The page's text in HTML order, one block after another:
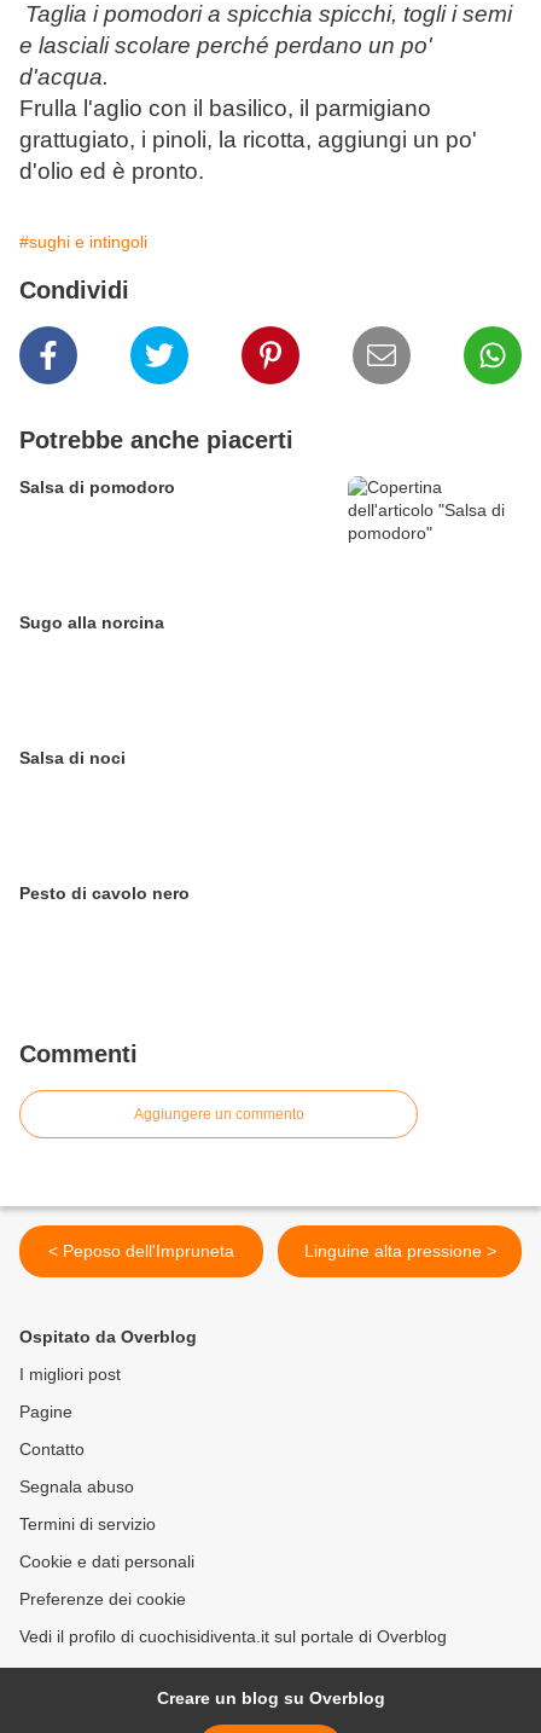
Taglia i pomodori a spicchia spicchi, togli i semi
e lasciali scolare perché perdano un po'
d'acqua.
Frulla l'aglio con il basilico, il parmigiano
grattugiato, i pinoli, la ricotta, aggiungi un po'
d'olio ed è pronto.
#sughi e intingoli
Condividi
Potrebbe anche piacerti
Salsa di pomodoro
Sugo alla norcina
Salsa di noci
Pesto di cavolo nero
Commenti
Aggiungere un commento
< Peposo dell'Impruneta Linguine alta pressione >
Ospitato da Overblog
I migliori post
Pagine
Contatto
Segnala abuso
Termini di servizio
Cookie e dati personali
Preferenze dei cookie
Vedi il profilo di cuochisidiventa.it sul portale di Overblog
Creare un blog su Overblog